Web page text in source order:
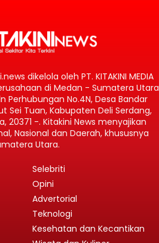
dikelola oleh PT. KITAKINI MEDIA
di Medan - Sumatera Utara
Perhubungan No.4N, Desa Bandar
Sei Tuan, Kabupaten Deli Serdang,
20371 -. Kitakini News menyajikan
Nasional dan Daerah, khususnya
Utara.
Selebriti
Opini
Advertorial
Teknologi
Kesehatan dan Kecantikan